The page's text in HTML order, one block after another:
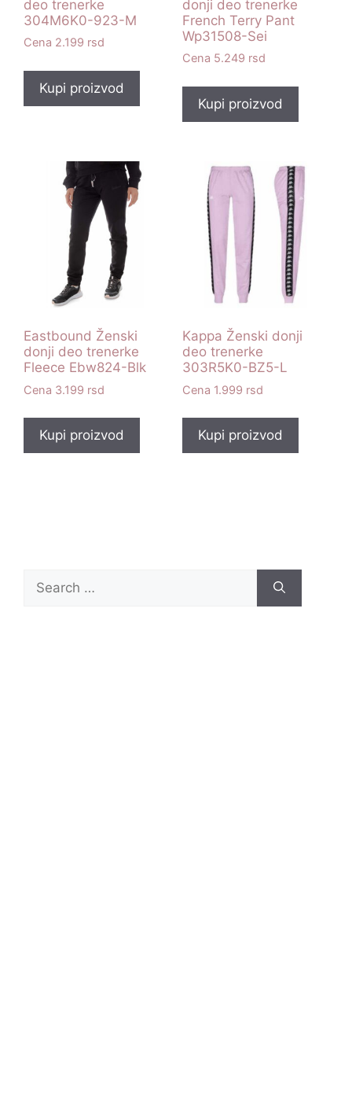
deo trenerke
304M6K0-923-M
2.199 rsd
Kupi proizvod
donji deo trenerke
French Terry Pant
Wp31508-Sei
5.249 rsd
Kupi proizvod
Eastbound Ženski
donji deo trenerke
Fleece Ebw824-Blk
3.199 rsd
Kupi proizvod
Kappa Ženski donji
deo trenerke
303R5K0-BZ5-L
1.999 rsd
Kupi proizvod